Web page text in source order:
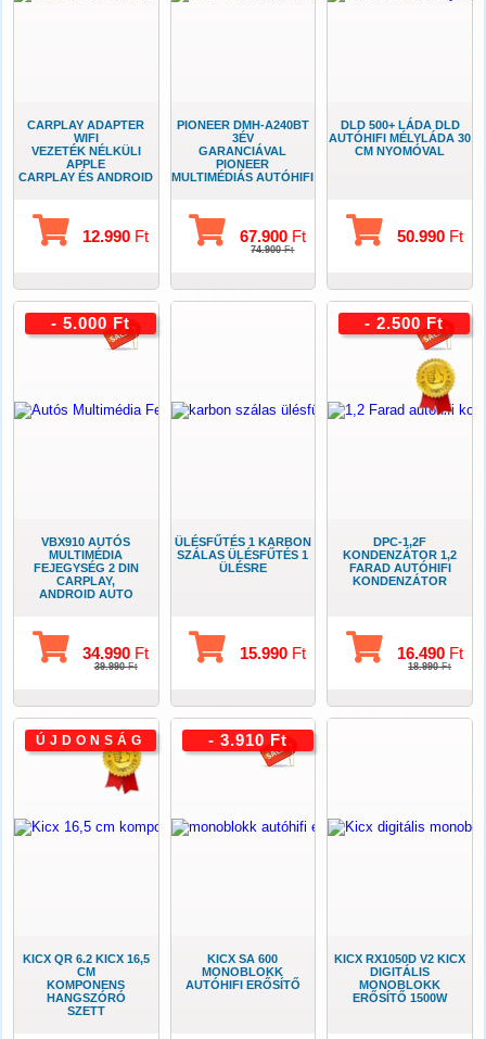
CARPLAY ADAPTER
WIFI
VEZETÉK NÉLKÜLI
APPLE
CARPLAY ÉS ANDROID
12.990 Ft
PIONEER DMH-A240BT
3ÉV
GARANCIÁVAL
PIONEER
MULTIMÉDIÁS AUTÓHIFI
67.900Ft
74.900Ft
DLD 500+ LÁDA DLD
AUTÓHIFI MÉLYLÁDA 30
CM NYOMÓVAL
50.990Ft
VBX910 AUTÓS
MULTIMÉDIA
FEJEGYSÉG 2 DIN
CARPLAY,
ANDROID AUTO
34.990 Ft
39.990Ft
- 5.000 Ft
ÜLÉSFŰTÉS 1 KARBON
SZÁLAS ÜLÉSFŰTÉS 1
ÜLÉSRE
15.990Ft
DPC-1,2F
KONDENZÁTOR 1,2
FARAD AUTÓHIFI
KONDENZÁTOR
16.490Ft
18.990Ft
- 2.500 Ft
KICX QR 6.2 KICX 16,5
CM
KOMPONENS
HANGSZÓRÓ
SZETT
ÚJDONSÁG
KICX SA 600
MONOBLOKK
AUTÓHIFI ERŐSÍTŐ
- 3.910 Ft
KICX RX1050D V2 KICX
DIGITÁLIS
MONOBLOKK
ERŐSÍTŐ 1500W